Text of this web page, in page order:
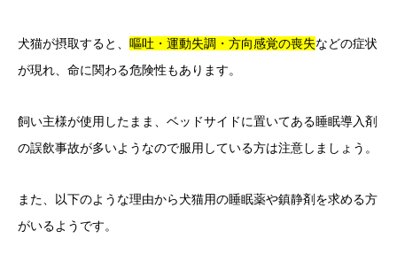
犬猫が摂取すると、 嘔吐・運動失調・方向感覚の喪失などの症状
が現れ、命に関わる危険性もあります。
飼い主様が使用したまま、ベッドサイドに置いてある睡眠導入剤
の誤飲事故が多いようなので服用している方は注意しましょう。
また、以下のような理由から犬猫用の睡眠薬や鎮静剤を求める方
がいるようです。